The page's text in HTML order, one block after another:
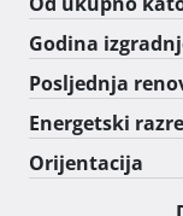
Godina
Posljednja
Energetski
Orijentacija